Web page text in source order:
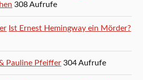
308 Aufrufe
Ist Ernest Hemingway ein Mörder?
Pauline Pfeiffer 304 Aufrufe